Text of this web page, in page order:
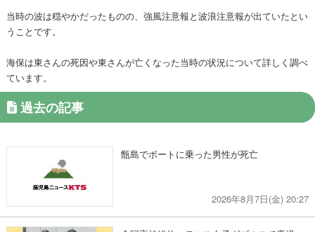
当時の波は穏やかだったものの、強風注意報と波浪注意報が出ていたとい
うことです。
海保は東さんの死因や東さんが亡くなった当時の状況について詳しく調べ
ています。
過去の記事
甑島でボートに乗った男性が死亡
2026年8月7日(金) 20:27